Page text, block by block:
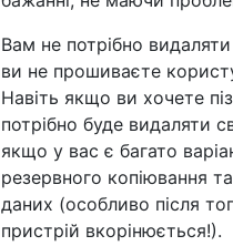
Вам не потрібно
ви не прошиваєте
Навіть якщо ви хочете
потрібно буде видаляти
якщо у вас є багато
резервного копіювання
даних (особливо після
пристрій вкорінюється!).